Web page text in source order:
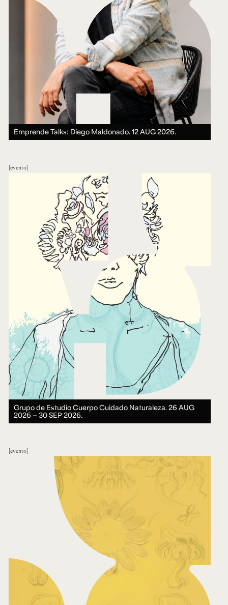
Emprende Talks: Diego Maldonado.12 AUG 2026.
evento
Grupo de Estudio Cuerpo Cuidado Naturaleza.26 AUG
2026 ― 30 SEP 2026.
evento